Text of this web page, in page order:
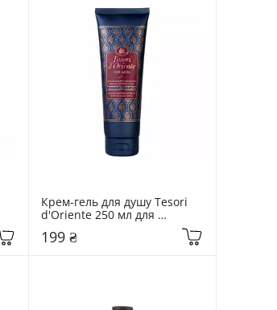
Крем-гель для душу Tesori
d'Oriente 250 мл для
чоловіків чорне дерево та
женьшень
199 ₴